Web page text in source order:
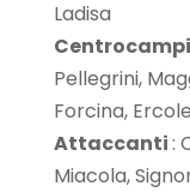
Ladisa
Pellegrini,
Forcina, Ercole
Attaccanti:
Miacola,